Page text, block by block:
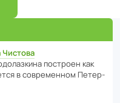
пост­роен как
в совре­менном Пете­р­